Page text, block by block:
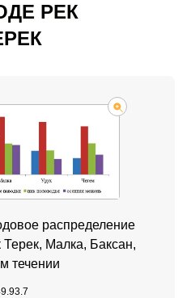
РЕК
распределение
Малка, Баксан,
течении